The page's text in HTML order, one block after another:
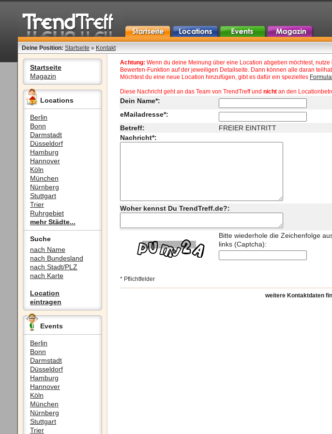
Deine Position: Startseite » Kontakt
Startseite
Magazin
Locations
Berlin
Bonn
Darmstadt
Düsseldorf
Hamburg
Hannover
Köln
München
Nürnberg
Stuttgart
Trier
Ruhrgebiet
mehr Städte...
Suche
nach Name
nach Bundesland
nach Stadt/PLZ
nach Karte
Location
eintragen
Events
Berlin
Bonn
Darmstadt
Düsseldorf
Hamburg
Hannover
Köln
München
Nürnberg
Stuttgart
Trier
Achtung: Wenn du deine Meinung über eine Location abgeben möchtest, nutze
Bewerten-Funktion auf der jeweiligen Detailseite. Dann können alle daran
Möchtest du eine neue Location hinzufügen, gibt es dafür ein spezielles
Diese Nachricht geht an das Team von TrendTreff und nicht an den
Dein Name*:
eMailadresse*:
Betreff:
FREIER EINTRITT
Nachricht*:
Woher kennst Du TrendTreff.de?:
Bitte wiederhole die Zeichenfolge
links (Captcha):
* Pflichtfelder
weitere Kontaktdaten